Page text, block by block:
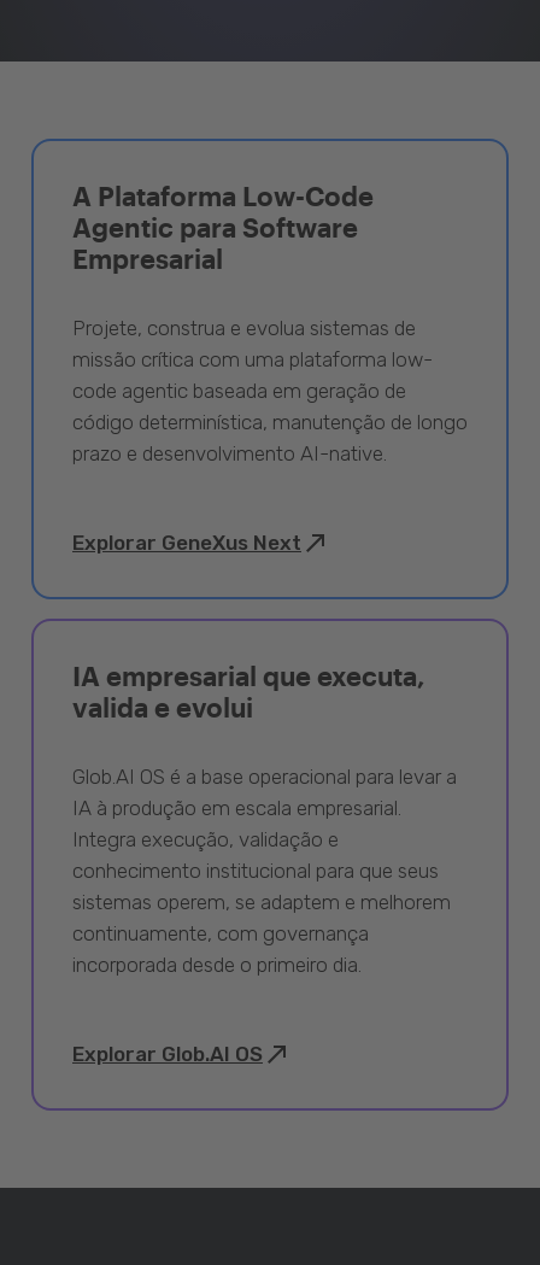
A Plataforma Low-Code
Agentic para Software
Empresarial
Projete, construa e evolua sistemas de
missão crítica com uma plataforma low-
code agentic baseada em geração de
código determinística, manutenção de longo
prazo e desenvolvimento AI-native.
Explorar GeneXus Next
IA empresarial que executa,
valida e evolui
Glob.AI OS é a base operacional para levar a
IA à produção em escala empresarial.
Integra execução, validação e
conhecimento institucional para que seus
sistemas operem, se adaptem e melhorem
continuamente, com governança
incorporada desde o primeiro dia.
Explorar Glob.AI OS